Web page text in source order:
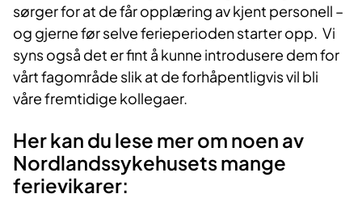
sørger for at de får opplæring av kjent personell –
og gjerne før selve ferieperioden starter opp. Vi
syns også det er fint å kunne introdusere dem for
vårt fagområde slik at de forhåpentligvis vil bli
våre fremtidige kollegaer.
Her kan du lese mer om noen av
Nordlandssykehusets mange
ferievikarer: